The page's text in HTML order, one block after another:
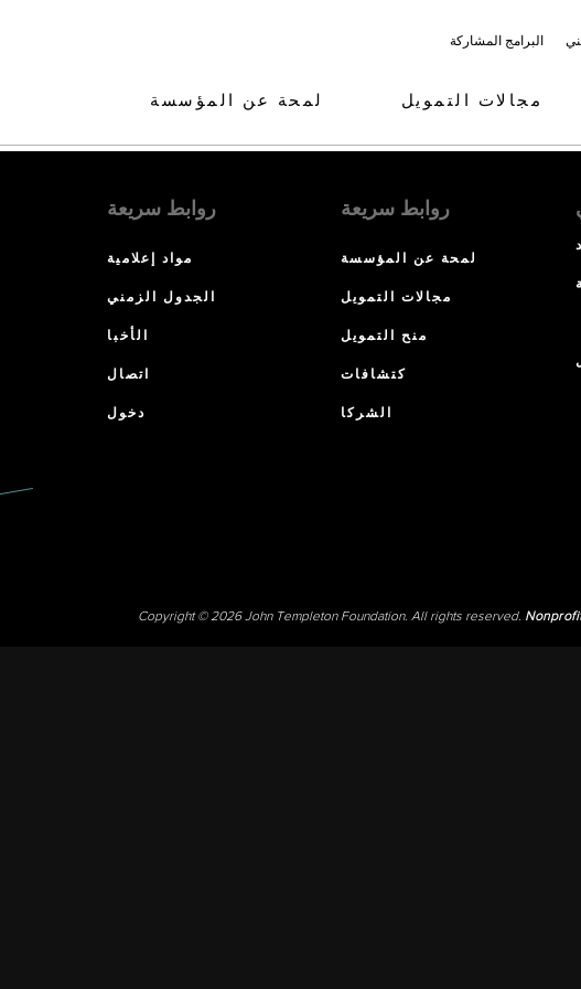
البرامج المشاركة
لمحة عن المؤسسة مجالات التمويل
روابط سريعة
مواد إعلامية
الجدول الزمني
الأخبا
اتصال
دخول
روابط سريعة
لمحة عن المؤسسة
مجالات التمويل
منح التمويل
كتشافات
الشركا
Copyright © 2026 John Templeton Foundation. All rights reserved.